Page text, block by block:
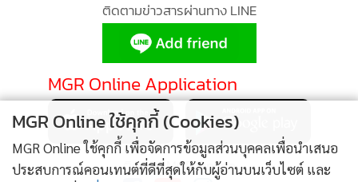
ติดตามข่าวสารผ่านทาง LINE
MGR Online Application
ติดตาม MGR Online
MGR Online ใช้คุกกี้ (Cookies)
MGR Online ใช้คุกกี้ เพื่อจัดการข้อมูลส่วนบุคคลเพื่อนำเสนอ
ประสบการณ์คอนเทนต์ที่ดีที่สุดให้กับผู้อ่านบนเว็บไซต์ และ